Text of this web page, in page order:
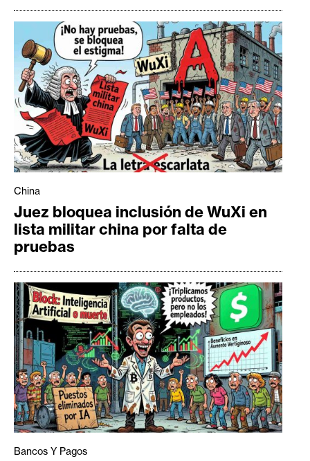
China
Juez bloquea inclusión de WuXi en
lista militar china por falta de
pruebas
Bancos Y Pagos